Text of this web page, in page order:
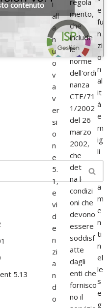
i
all
a
n
u
o
v
a
v
er
si
o
n
e
5.
1,
e
vi
d
e
n
zi
a
n
d
o
mento,
che
include
le
norme
dell'ordi
nanza
CTE/71
1/2002
del 26
marzo
2002,
che
determi
na le
condizi
oni che
devono
essere
soddisf
atte
dagli
enti che
fornisco
no il
e
fu
n
zi
o
n
al
it
à
e
m
ig
li
o
a
m
e
n
ti
n
el
le
s
e
g
contenuto
5.13